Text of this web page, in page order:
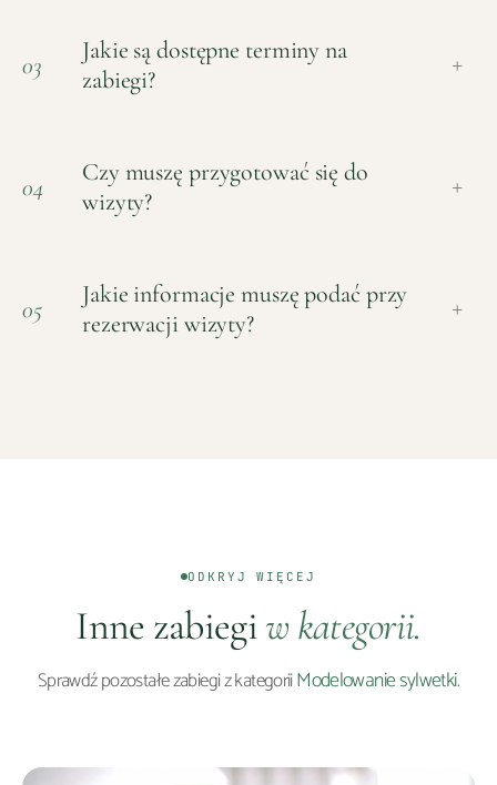
03
Jakie są dostępne terminy na
zabiegi?
+
04
Czy muszę przygotować się do
wizyty?
+
05
Jakie informacje muszę podać przy
rezerwacji wizyty?
+
ODKRYJ WIĘCEJ
Inne zabiegiw kategorii.
Sprawdź pozostałe zabiegi z kategoriiModelowanie sylwetki.